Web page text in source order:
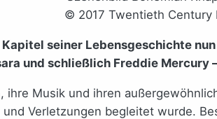
© 2017 Twentieth Century
seiner Lebensgeschichte
und schließlich Freddie
Musik und ihren
Verletzungen begleitet wurde.